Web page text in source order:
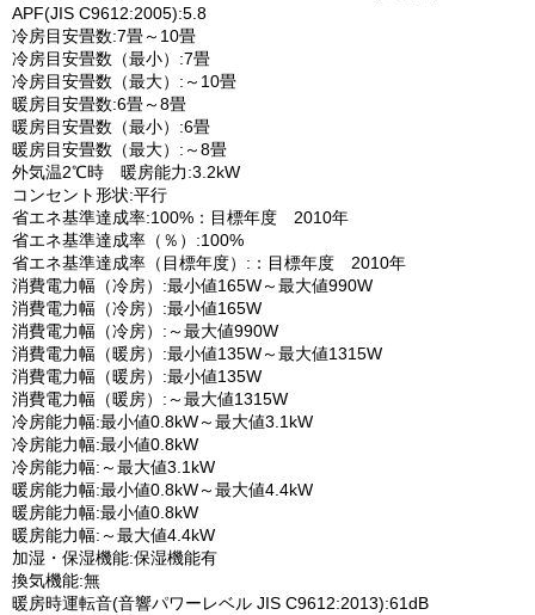
APF(JIS C9612:2005):5.8
冷房目安畳数:7畳～10畳
冷房目安畳数（最小）:7畳
冷房目安畳数（最大）:～10畳
暖房目安畳数:6畳～8畳
暖房目安畳数（最小）:6畳
暖房目安畳数（最大）:～8畳
外気温2℃時 暖房能力:3.2kW
コンセント形状:平行
省エネ基準達成率:100%：目標年度 2010年
省エネ基準達成率（％）:100%
省エネ基準達成率（目標年度）:：目標年度 2010年
消費電力幅（冷房）:最小値165W～最大値990W
消費電力幅（冷房）:最小値165W
消費電力幅（冷房）:～最大値990W
消費電力幅（暖房）:最小値135W～最大値1315W
消費電力幅（暖房）:最小値135W
消費電力幅（暖房）:～最大値1315W
冷房能力幅:最小値0.8kW～最大値3.1kW
冷房能力幅:最小値0.8kW
冷房能力幅:～最大値3.1kW
暖房能力幅:最小値0.8kW～最大値4.4kW
暖房能力幅:最小値0.8kW
暖房能力幅:～最大値4.4kW
加湿・保湿機能:保湿機能有
換気機能:無
暖房時運転音(音響パワーレベル JIS C9612:2013):61dB